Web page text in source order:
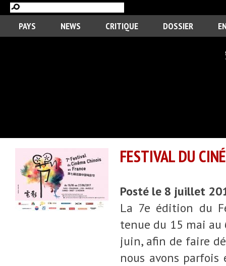
PAYS NEWS CRITIQUE DOSSIER
FESTIVAL DU
Posté le 8 juillet
La 7e édition du
tenue du 15 mai au
juin, afin de faire
nous avons